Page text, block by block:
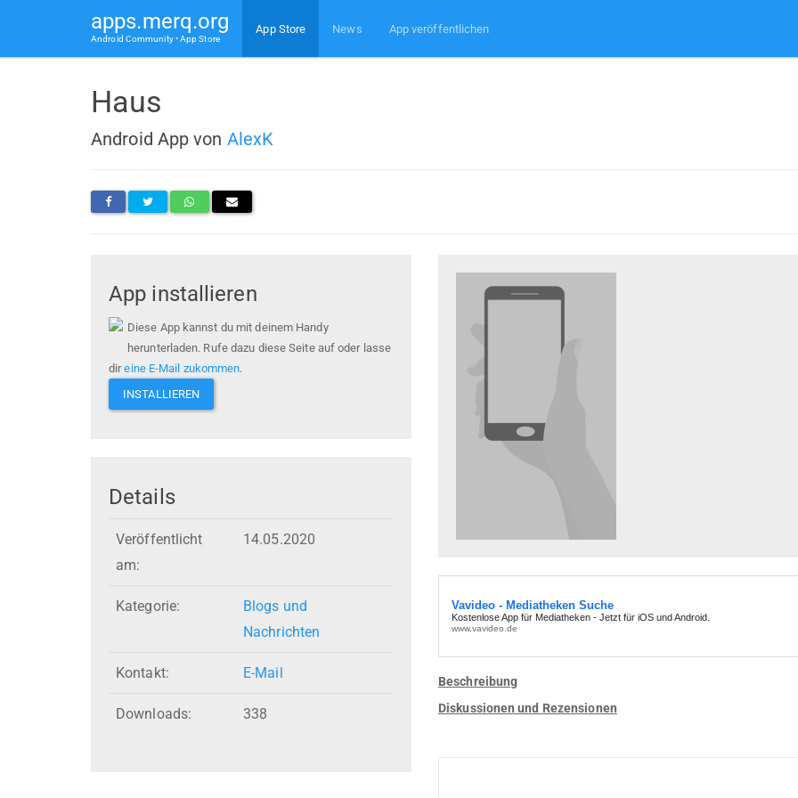
apps.merq.org
Android Community • App Store
App Store News App veröffentlichen
Haus
Android App von AlexK
App installieren
Diese App kannst du mit deinem Handy
herunterladen. Rufe dazu diese Seite auf oder lasse
direine E-Mail zukommen.
INSTALLIEREN
Details
Veröffentlicht
am:
14.05.2020
Kategorie:
Blogs und
Nachrichten
Kontakt: E-Mail
Downloads: 338
Beschreibung
Diskussionen und Rezensionen